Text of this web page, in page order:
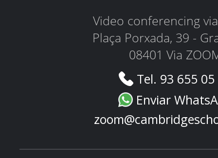
Video conferencing
Plaça Porxada, 39 -
08401 Via
Tel. 93 655
Enviar